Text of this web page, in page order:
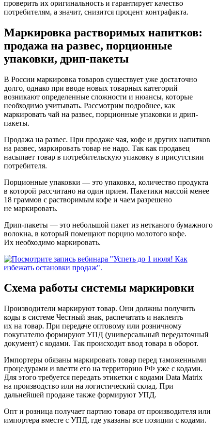
проверить их оригинальность и гарантирует качество
потребителям, а значит, снизится процент контрафакта.
Маркировка растворимых напитков:
продажа на развес, порционные
упаковки, дрип-пакеты
В России маркировка товаров существует уже достаточно
долго, однако при вводе новых товарных категорий
возникают определенные сложности и нюансы, которые
необходимо учитывать. Рассмотрим подробнее, как
маркировать чай на развес, порционные упаковки и дрип-
пакеты.
Продажа на развес. При продаже чая, кофе и других напитков
на развес, маркировать товар не надо. Так как продавец
насыпает товар в потребительскую упаковку в присутствии
потребителя.
Порционные упаковки — это упаковка, количество продукта
в которой рассчитано на один прием. Пакетики массой менее
18 граммов с растворимым кофе и чаем разрешено
не маркировать.
Дрип-пакеты — это небольшой пакет из нетканого бумажного
волокна, в который помещают порцию молотого кофе.
Их необходимо маркировать.
Схема работы системы маркировки
Производители маркируют товар. Они должны получить
коды в системе Честный знак, распечатать и наклеить
их на товар. При передаче оптовому или розничному
покупателю формируют УПД (универсальный передаточный
документ) с кодами. Так происходит ввод товара в оборот.
Импортеры обязаны маркировать товар перед таможенными
процедурами и ввезти его на территорию РФ уже с кодами.
Для этого требуется передать этикетки с кодами Data Matrix
на производство или на логистический склад. При
дальнейшей продаже также формируют УПД.
Опт и розница получает партию товара от производителя или
импортера вместе с УПД, где указаны все позиции с кодами.